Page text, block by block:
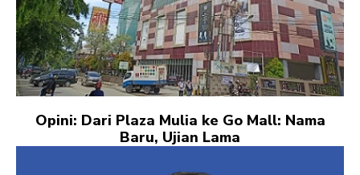
Opini: Dari Plaza Mulia ke Go Mall: Nama
Baru, Ujian Lama